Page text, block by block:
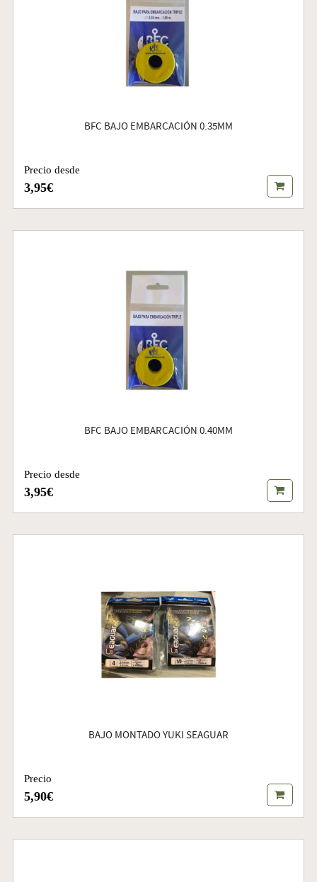
BFC BAJO EMBARCACIÓN 0.35MM
Precio desde
3,95€
BFC BAJO EMBARCACIÓN 0.40MM
Precio desde
3,95€
BAJO MONTADO YUKI SEAGUAR
Precio
5,90€